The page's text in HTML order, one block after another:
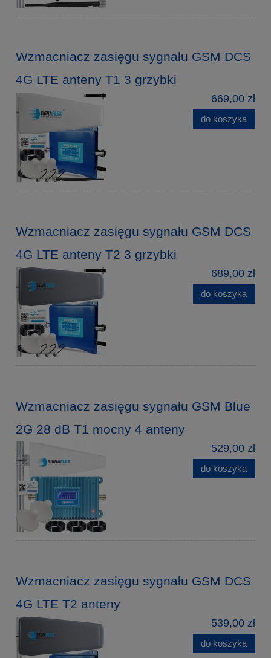
Wzmacniacz zasięgu sygnału GSM DCS
4G LTE anteny T1 3 grzybki
669,00 zł
do koszyka
Wzmacniacz zasięgu sygnału GSM DCS
4G LTE anteny T2 3 grzybki
689,00 zł
do koszyka
Wzmacniacz zasięgu sygnału GSM Blue
2G 28 dB T1 mocny 4 anteny
529,00 zł
do koszyka
Wzmacniacz zasięgu sygnału GSM DCS
4G LTE T2 anteny
539,00 zł
do koszyka